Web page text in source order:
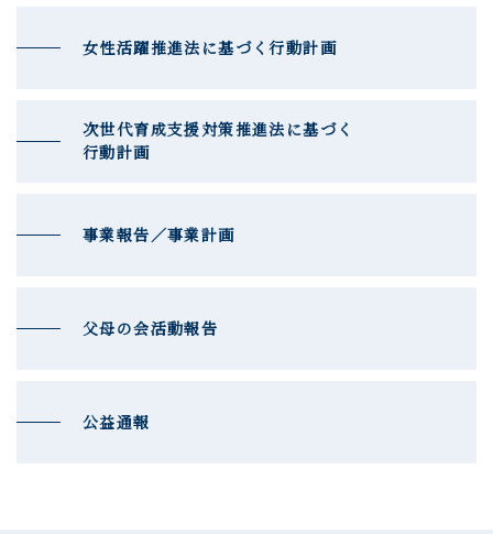
女性活躍推進法に基づく行動計画
次世代育成支援対策推進法に基づく
行動計画
事業報告／事業計画
父母の会活動報告
公益通報